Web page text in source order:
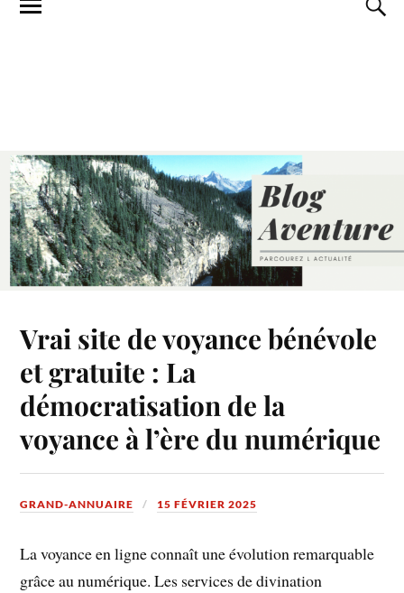
Vrai site de voyance bénévole
et gratuite : La
démocratisation de la
voyance à l’ère du numérique
GRAND-ANNUAIRE 15 FÉVRIER 2025
La voyance en ligne connaît une évolution remarquable
grâce au numérique. Les services de divination